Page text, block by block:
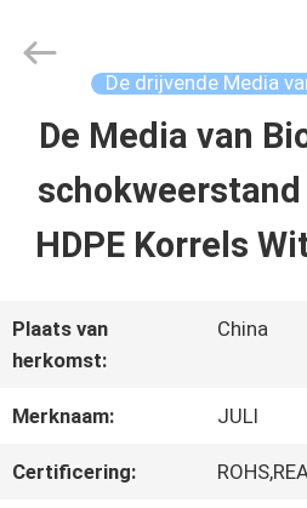
THUIS
PRODUCTEN
OVER
ONS
FABRIEKSTOCHT
Plastic
CO.,LTD.
Reserved.
Developed
De drijvende Media
De Media van
HDPE Korrels
Plaats van
herkomst:
China
Merknaam: JULI
Certificering: